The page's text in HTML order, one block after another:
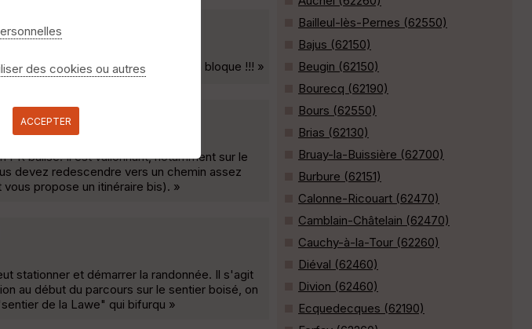
jamais terminée, mais là on sera à bloque !!! »
balisé. Il est vallonnant, notamment sur le
devez redescendre vers un chemin assez
propose un itinéraire bis). »
stationner et démarrer la randonnée. Il s'agit
au début du parcours sur le sentier boisé, on
de la Lawe" qui bifurqu »
Bailleul-lès-Pernes (62550)
Bajus (62150)
Beugin (62150)
Bourecq (62190)
Bours (62550)
Brias (62130)
Bruay-la-Buissière (62700)
Burbure (62151)
Calonne-Ricouart (62470)
Camblain-Châtelain (62470)
Cauchy-à-la-Tour (62260)
Diéval (62460)
Divion (62460)
Ecquedecques (62190)
des cookies ou autres
ACCEPTER